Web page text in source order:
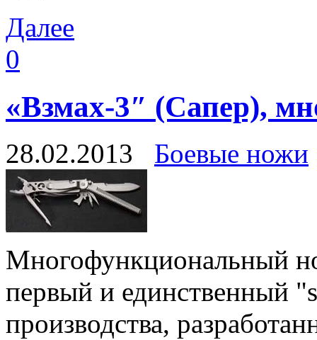
Далее
0
«Взмах-3″ (Сапер),
28.02.2013 Боевые ножи
Многофункциональный
первый и единственный
производства,